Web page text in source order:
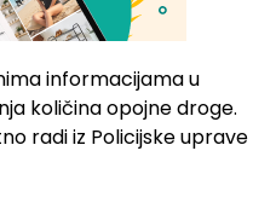
informacijama u
količina opojne droge.
radi iz Policijske uprave